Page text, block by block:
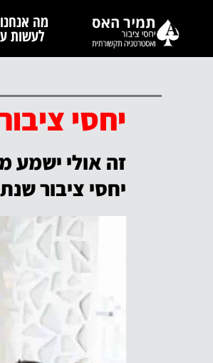
מה אנחנו
לעשות
יחסי
זה אולי ישמע
יחסי ציבור